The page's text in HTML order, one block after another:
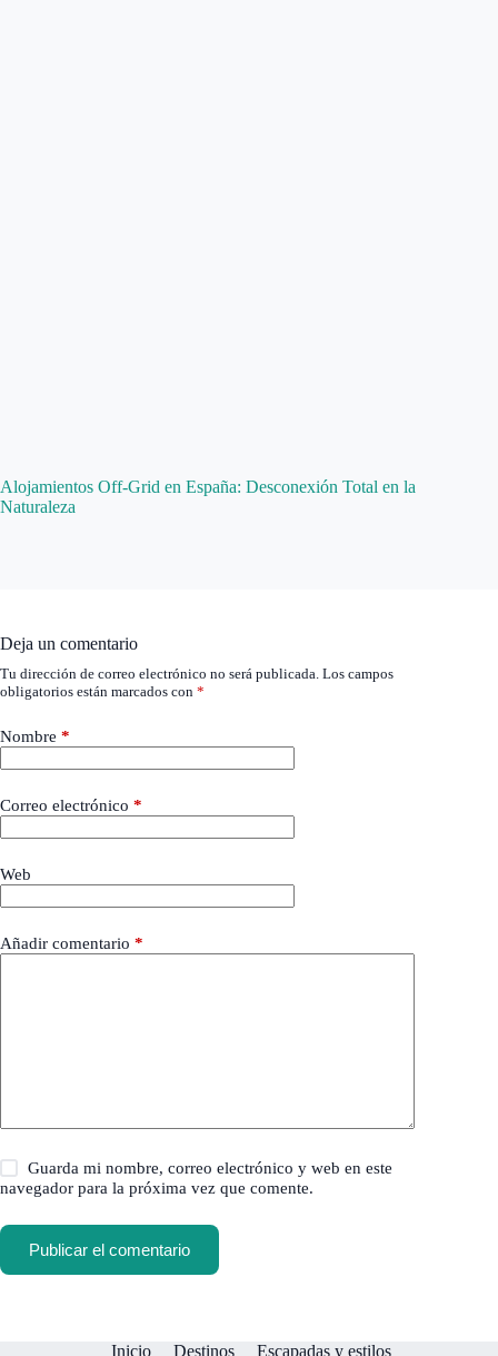
Alojamientos Off-Grid en España: Desconexión Total en la
Naturaleza
Deja un comentario
Tu dirección de correo electrónico no será publicada. Los campos
obligatorios están marcados con *
Nombre *
Correo electrónico *
Web
Añadir comentario *
Guarda mi nombre, correo electrónico y web en este
navegador para la próxima vez que comente.
Publicar el comentario
Inicio Destinos Escapadas y estilos